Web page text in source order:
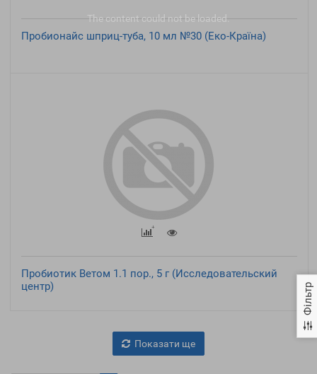
The content could not be loaded.
Фільтр
Пробионайс шприц-туба, 10 мл №30 (Еко-Країна)
Пробиотик Ветом 1.1 пор., 5 г (Исследовательский
центр)
Показати ще